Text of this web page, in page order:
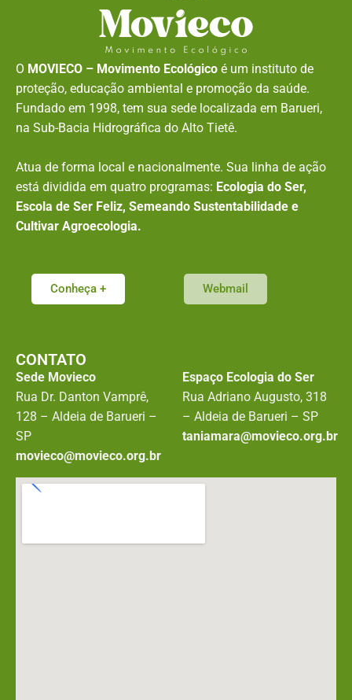
O MOVIECO – Movimento Ecológico é um instituto de
proteção, educação ambiental e promoção da saúde.
Fundado em 1998, tem sua sede localizada em Barueri,
na Sub-Bacia Hidrográfica do Alto Tietê.
Atua de forma local e nacionalmente. Sua linha de ação
está dividida em quatro programas: Ecologia do Ser,
Escola de Ser Feliz, Semeando Sustentabilidade e
Cultivar Agroecologia.
Conheça + Webmail
CONTATO
Sede Movieco
Rua Dr. Danton Vamprê,
128 – Aldeia de Barueri –
SP
movieco@movieco.org.br
Espaço Ecologia do Ser
Rua Adriano Augusto, 318
– Aldeia de Barueri – SP
taniamara@movieco.org.br